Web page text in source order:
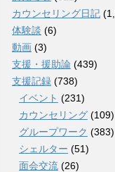
カウンセリング日記
体験談 (6)
動画 (3)
支援・援助論 (439)
支援記録 (738)
イベント (231)
カウンセリング (109)
グループワーク (383)
シェルター (51)
面会交流 (26)